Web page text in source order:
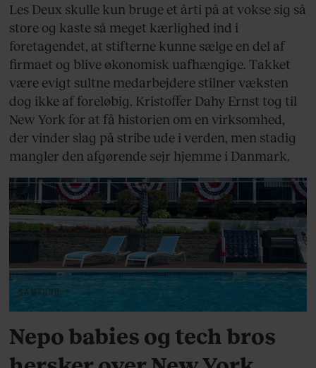
Les Deux skulle kun bruge et årti på at vokse sig så
store og kaste så meget kærlighed ind i
foretagendet, at stifterne kunne sælge en del af
firmaet og blive økonomisk uafhængige. Takket
være evigt sultne medarbejdere stilner væksten
dog ikke af foreløbig. Kristoffer Dahy Ernst tog til
New York for at få historien om en virksomhed,
der vinder slag på stribe ude i verden, men stadig
mangler den afgørende sejr hjemme i Danmark.
SAMFUND
Nepo babies og tech bros